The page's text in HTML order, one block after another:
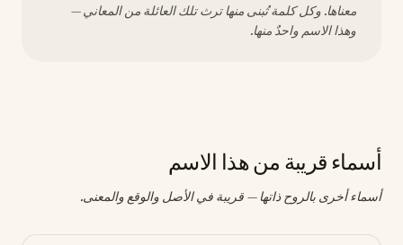
معناها. وكل كلمة تُبنى منها ترث تلك العائلة من المعاني —
وهذا الاسم واحدٌ منها.
أسماء قريبة من هذا الاسم
أسماء أخرى بالروح ذاتها — قريبة في الأصل والوقع والمعنى.